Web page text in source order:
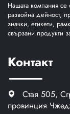
Нашата компания се
развойна дейност,
значки, етикети,
свързани продукти
Контакт
Стая 505,
провинция